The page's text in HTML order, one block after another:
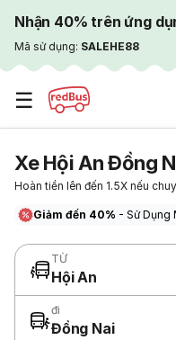
Nhận 40% trên ứng
Mã sử dụng: SALEHE88
☰
Xe Hội An Đồng
Hoàn tiền lên đến 1.5X nếu
Giảm đến 40% - Sử Dụng
TỪ
Hội An
đi
Đồng Nai